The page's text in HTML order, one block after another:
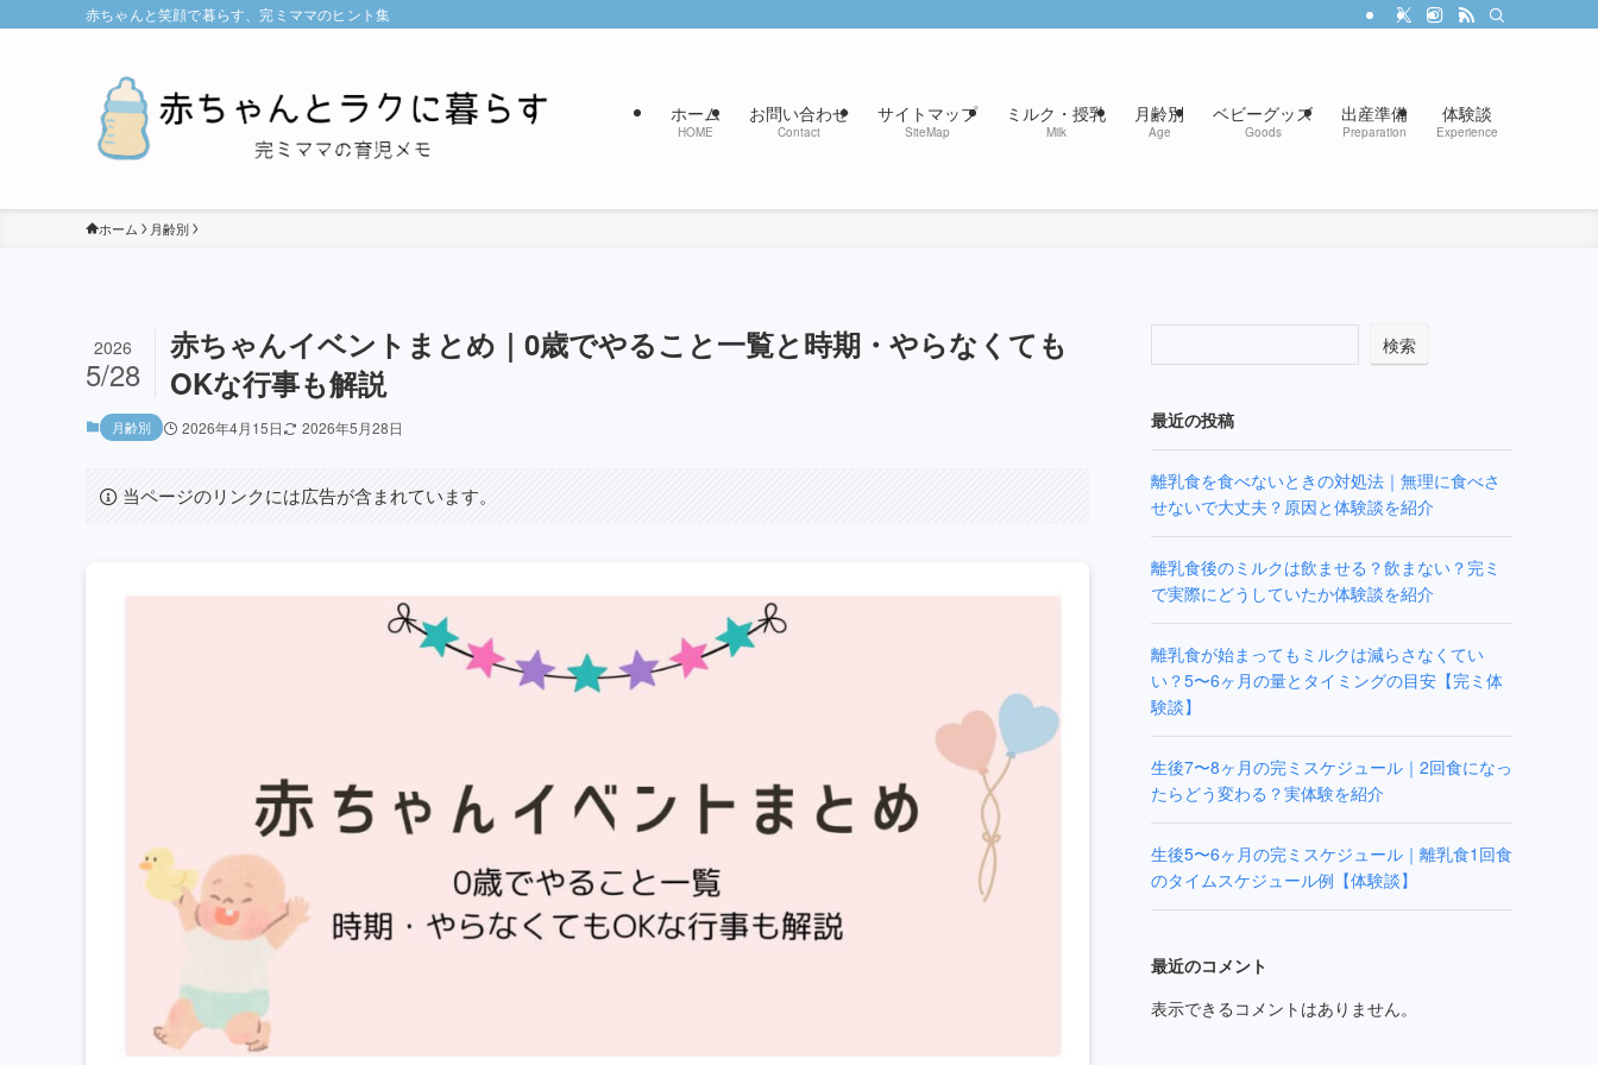
赤ちゃんと笑顔で暮らす、完ミママのヒント集
ホーム
HOME
お問い合わせ
Contact
サイトマップ
SiteMap
ミルク・授乳
Milk
月齢別
Age
ベビーグッズ
Goods
出産準備
Preparation
体験談
Experience
ホーム 月齢別
赤ちゃんイベントまとめ｜0歳でやること一覧と時期・やらなくても
OKな行事も解説
2026
5/28
月齢別 2026年4月15日 2026年5月28日
当ページのリンクには広告が含まれています。
検索
最近の投稿
離乳食を食べないときの対処法｜無理に食べさ
せないで大丈夫？原因と体験談を紹介
離乳食後のミルクは飲ませる？飲まない？完ミ
で実際にどうしていたか体験談を紹介
離乳食が始まってもミルクは減らさなくてい
い？5〜6ヶ月の量とタイミングの目安【完ミ体
験談】
生後7〜8ヶ月の完ミスケジュール｜2回食になっ
たらどう変わる？実体験を紹介
生後5〜6ヶ月の完ミスケジュール｜離乳食1回食
のタイムスケジュール例【体験談】
最近のコメント
表示できるコメントはありません。